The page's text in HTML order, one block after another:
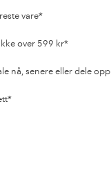
vare*
over 599 kr*
nå, senere eller dele opp